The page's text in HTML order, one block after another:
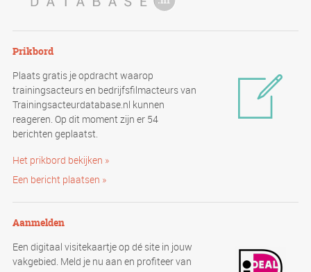
Prikbord
Plaats gratis je opdracht waarop
trainingsacteurs en bedrijfsfilmacteurs van
Trainingsacteurdatabase.nl kunnen
reageren. Op dit moment zijn er 54
berichten geplaatst.
Het prikbord bekijken »
Een bericht plaatsen »
Aanmelden
Een digitaal visitekaartje op dé site in jouw
vakgebied. Meld je nu aan en profiteer van